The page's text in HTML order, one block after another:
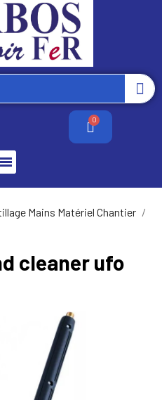
Mains Matériel Chantier
cleaner ufo